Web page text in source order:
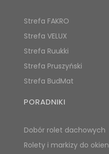
Strefa FAKRO
Strefa VELUX
Strefa Ruukki
Strefa Pruszyński
Strefa BudMat
PORADNIKI
Dobór rolet dachowych
Rolety i markizy do okien